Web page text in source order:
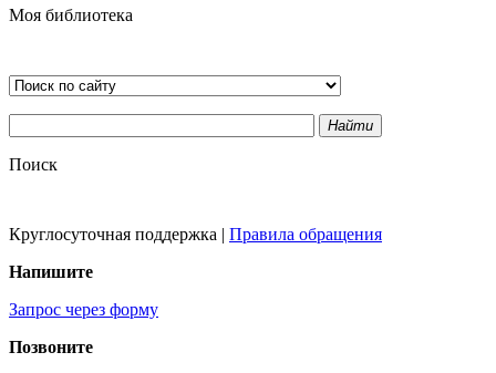
Моя библиотека
Найти
Поиск
Круглосуточная поддержка | Правила обращения
Напишите
Запрос через форму
Позвоните